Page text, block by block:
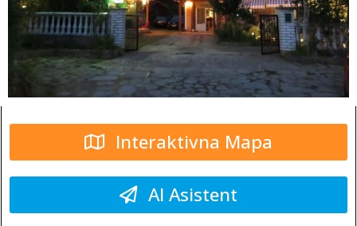
Interaktivna Mapa
AI Asistent